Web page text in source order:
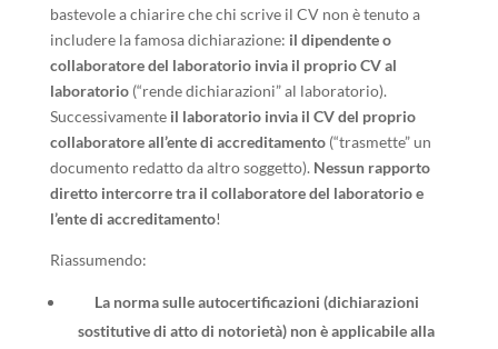
bastevole a chiarire che chi scrive il CV non è tenuto a
includere la famosa dichiarazione: il dipendente o
collaboratore del laboratorio invia il proprio CV al
laboratorio(“rende dichiarazioni” al laboratorio).
Successivamente il laboratorio invia il CV del proprio
collaboratore all’ente di accreditamento(“trasmette” un
documento redatto da altro soggetto). Nessun rapporto
diretto intercorre tra il collaboratore del laboratorio e
l’ente di accreditamento!
Riassumendo:
La norma sulle autocertificazioni (dichiarazioni
sostitutive di atto di notorietà) non è applicabile alla